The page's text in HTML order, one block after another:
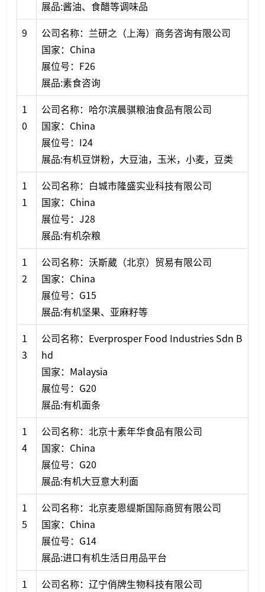
展品:酱油、食醋等调味品
9
公司名称：兰研之（上海）商务咨询有限公司
国家：China
展位号：F26
展品:素食咨询
1
0
公司名称：哈尔滨晨骐粮油食品有限公司
国家：China
展位号：I24
展品:有机豆饼粉，大豆油，玉米，小麦，豆类
1
1
公司名称：白城市隆盛实业科技有限公司
国家：China
展位号：J28
展品:有机杂粮
1
2
公司名称：沃斯葳（北京）贸易有限公司
国家：China
展位号：G15
展品:有机坚果、亚麻籽等
1
3
公司名称：Everprosper Food Industries Sdn B
hd
国家：Malaysia
展位号：G20
展品:有机面条
1
4
公司名称：北京十素年华食品有限公司
国家：China
展位号：G20
展品:有机大豆意大利面
1
5
公司名称：北京麦恩缇斯国际商贸有限公司
国家：China
展位号：G14
展品:进口有机生活日用品平台
1
公司名称：辽宁俏牌生物科技有限公司